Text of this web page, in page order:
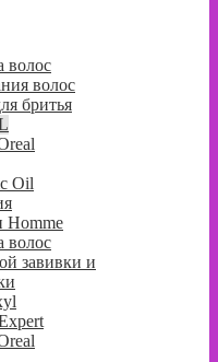
волос
волос
бритья
Oil
Homme
волос
завивки и